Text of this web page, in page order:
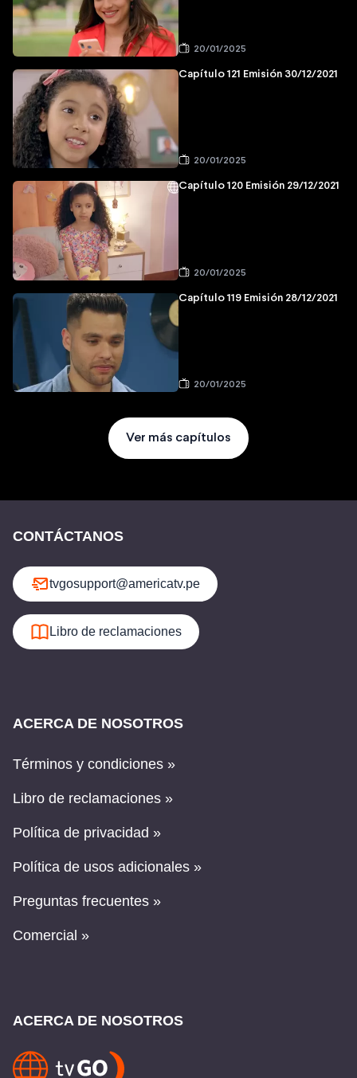
20/01/2025
Capítulo 121 Emisión 30/12/2021
20/01/2025
Capítulo 120 Emisión 29/12/2021
20/01/2025
Capítulo 119 Emisión 28/12/2021
20/01/2025
Ver más capítulos
CONTÁCTANOS
tvgosupport@americatv.pe
Libro de reclamaciones
ACERCA DE NOSOTROS
Términos y condiciones »
Libro de reclamaciones »
Política de privacidad »
Política de usos adicionales »
Preguntas frecuentes »
Comercial »
ACERCA DE NOSOTROS